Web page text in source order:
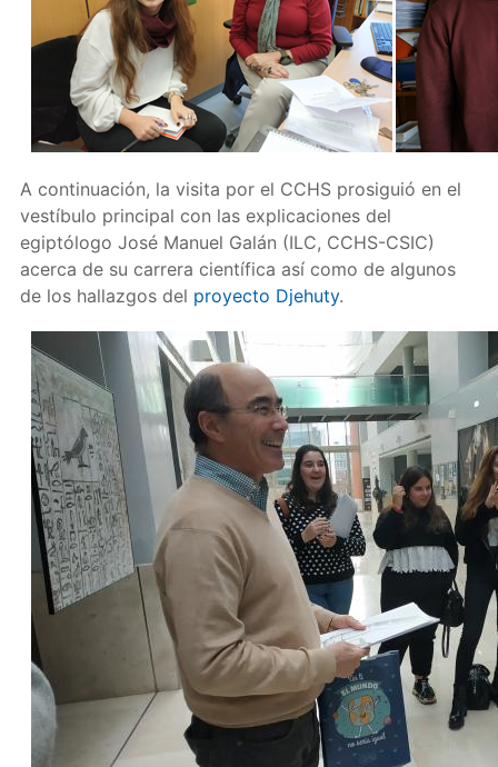
A continuación, la visita por el CCHS prosiguió en el
vestíbulo principal con las explicaciones del
egiptólogo José Manuel Galán (ILC, CCHS-CSIC)
acerca de su carrera científica así como de algunos
de los hallazgos del proyecto Djehuty.